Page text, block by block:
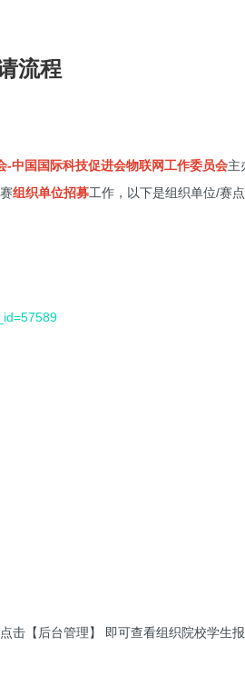
流程
-中国国际科技促进会物联网工作委员会主
组织单位招募工作，以下是组织单位/赛
击【后台管理】 即可查看组织院校学生